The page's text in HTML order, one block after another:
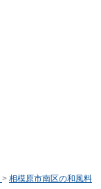
> 相模原市南区の和風料